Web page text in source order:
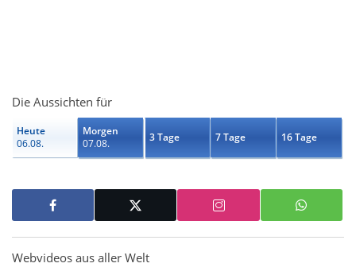
Die Aussichten für
Heute
06.08.
Morgen
07.08.
3 Tage 7 Tage 16 Tage
Webvideos aus aller Welt